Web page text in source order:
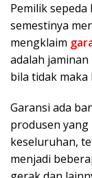
Pemilik
semestinya
mengklaim
adalah
bila tidak
Garansi ada
produsen
keseluruhan,
menjadi